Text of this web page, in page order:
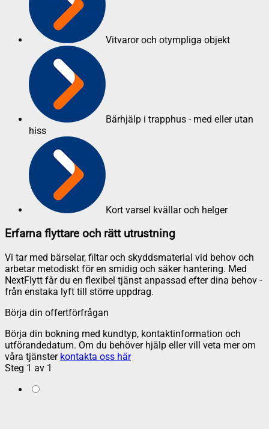
Vitvaror och otympliga objekt
Bärhjälp i trapphus - med eller utan
hiss
Kort varsel kvällar och helger
Erfarna flyttare och rätt utrustning
Vi tar med bärselar, filtar och skyddsmaterial vid behov och
arbetar metodiskt för en smidig och säker hantering. Med
NextFlytt får du en flexibel tjänst anpassad efter dina behov -
från enstaka lyft till större uppdrag.
Börja din offertförfrågan
Börja din bokning med kundtyp, kontaktinformation och
utförandedatum. Om du behöver hjälp eller vill veta mer om
våra tjänster kontakta oss här
Steg 1 av 1